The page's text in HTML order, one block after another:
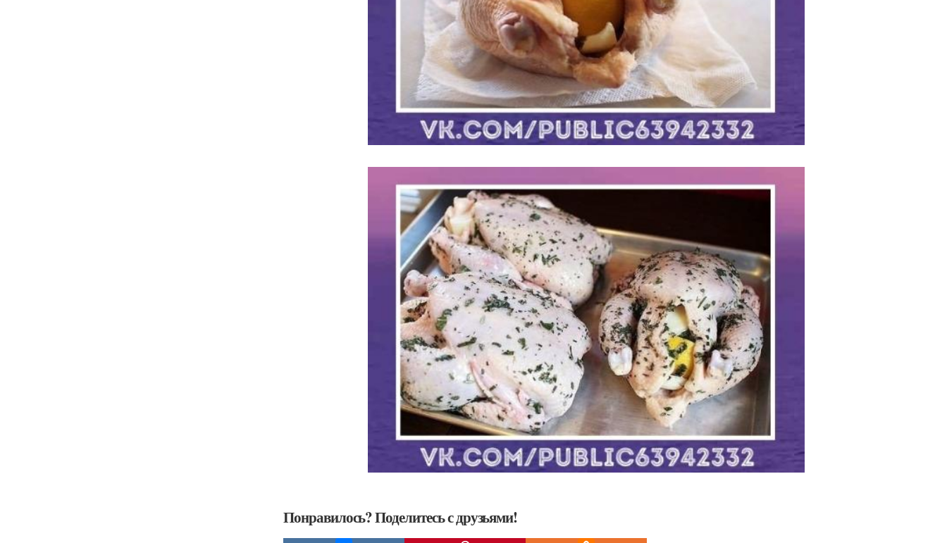
Понравилось? Поделитесь с друзьями!